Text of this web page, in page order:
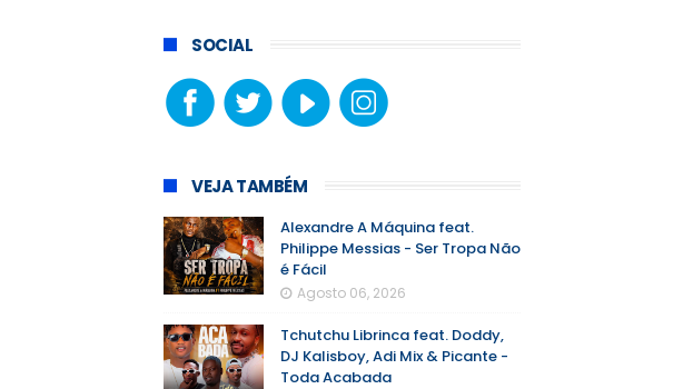
SOCIAL
VEJA TAMBÉM
Alexandre A Máquina feat.
Philippe Messias - Ser Tropa Não
é Fácil
Agosto 06, 2026
Tchutchu Librinca feat. Doddy,
DJ Kalisboy, Adi Mix & Picante -
Toda Acabada